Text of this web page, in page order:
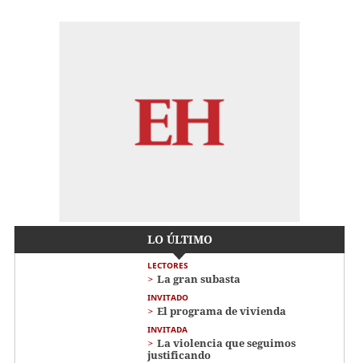
LO ÚLTIMO
LECTORES
La gran subasta
INVITADO
El programa de vivienda
INVITADA
La violencia que seguimos
justificando